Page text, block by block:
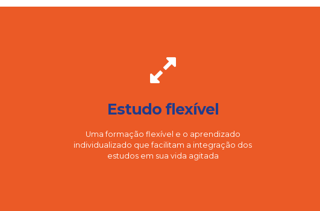
Estudo flexível
Uma formação flexível e o aprendizado
individualizado que facilitam a integração dos
estudos em sua vida agitada